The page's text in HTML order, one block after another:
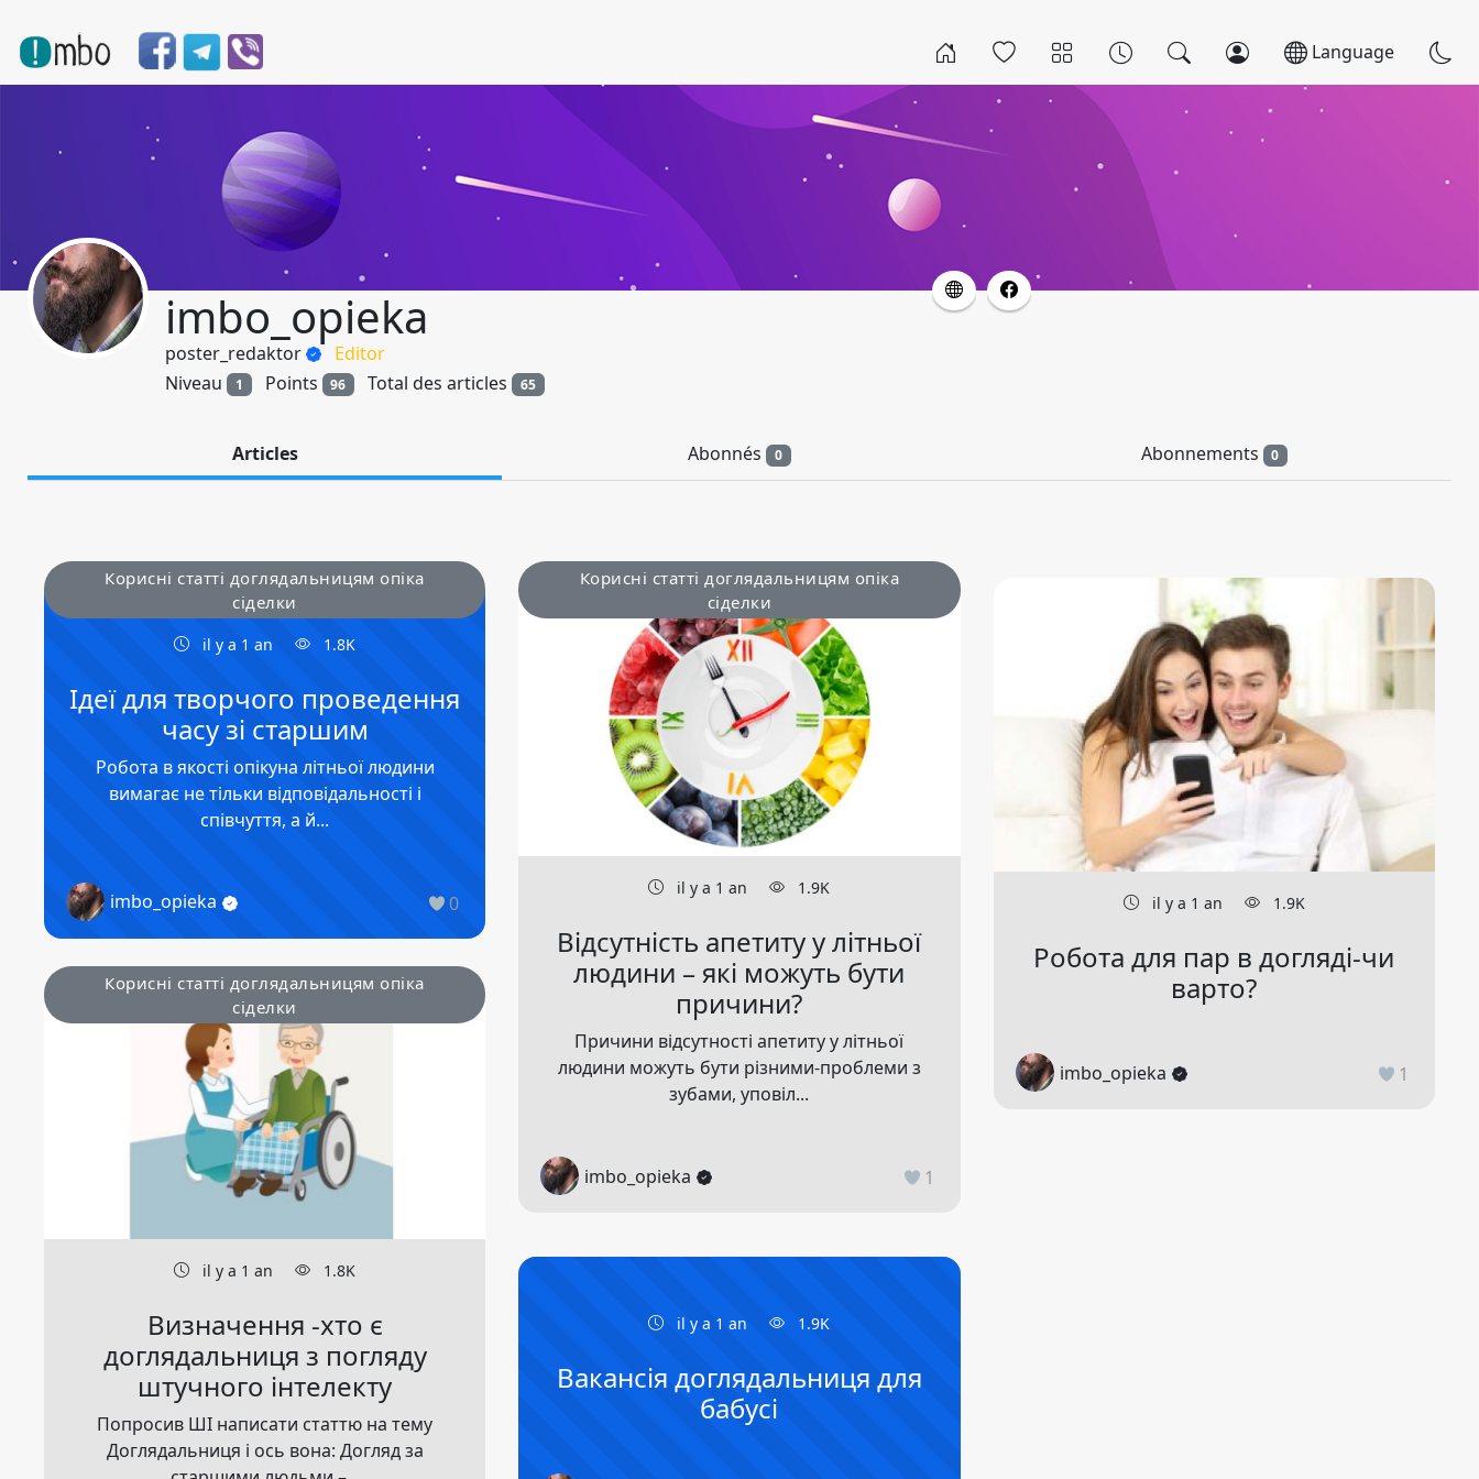
Language
imbo_opieka
poster_redaktor
Editor
Niveau
1 Points 96 Total des articles 65
Articles Abonnés 0 Abonnements 0
il y a 1 an 1.8K
0
Корисні статті доглядальницям опіка
сіделки
Ідеї для творчого проведення
часу зі старшим
Робота в якості опікуна літньої людини
вимагає не тільки відповідальності і
співчуття, а й...
imbo_opieka
Корисні статті доглядальницям опіка
сіделки
il y a 1 an 1.8K
Визначення -хто є
доглядальниця з погляду
штучного інтелекту
Попросив ШІ написати статтю на тему
Доглядальниця і ось вона: Догляд за
Корисні статті доглядальницям опіка
сіделки
il y a 1 an 1.9K
Відсутність апетиту у літньої
людини – які можуть бути
причини?
Причини відсутності апетиту у літньої
людини можуть бути різними-проблеми з
зубами, уповіл...
imbo_opieka 1
il y a 1 an 1.9K
Вакансія доглядальниця для
бабусі
il y a 1 an 1.9K
Робота для пар в догляді-чи
варто?
imbo_opieka 1